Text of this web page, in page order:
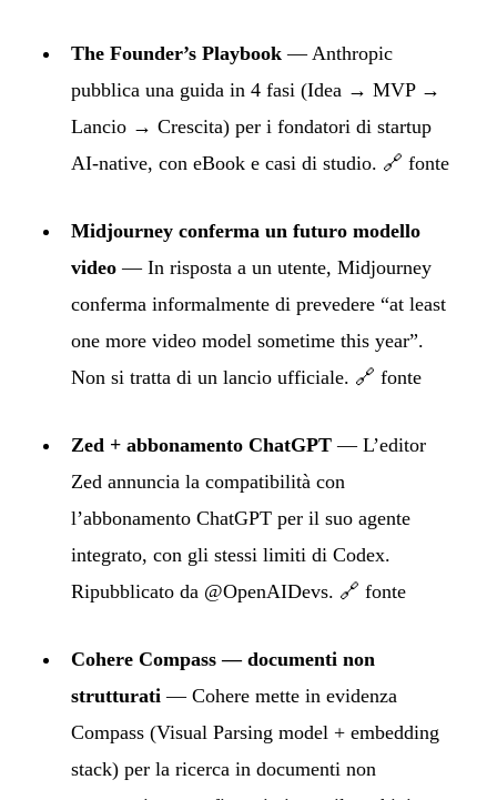
The Founder’s Playbook — Anthropic
pubblica una guida in 4 fasi (Idea → MVP →
Lancio → Crescita) per i fondatori di startup
AI-native, con eBook e casi di studio. 🔗 fonte
Midjourney conferma un futuro modello
video — In risposta a un utente, Midjourney
conferma informalmente di prevedere “at least
one more video model sometime this year”.
Non si tratta di un lancio ufficiale. 🔗 fonte
Zed + abbonamento ChatGPT — L’editor
Zed annuncia la compatibilità con
l’abbonamento ChatGPT per il suo agente
integrato, con gli stessi limiti di Codex.
Ripubblicato da @OpenAIDevs. 🔗 fonte
Cohere Compass — documenti non
strutturati — Cohere mette in evidenza
Compass (Visual Parsing model + embedding
stack) per la ricerca in documenti non